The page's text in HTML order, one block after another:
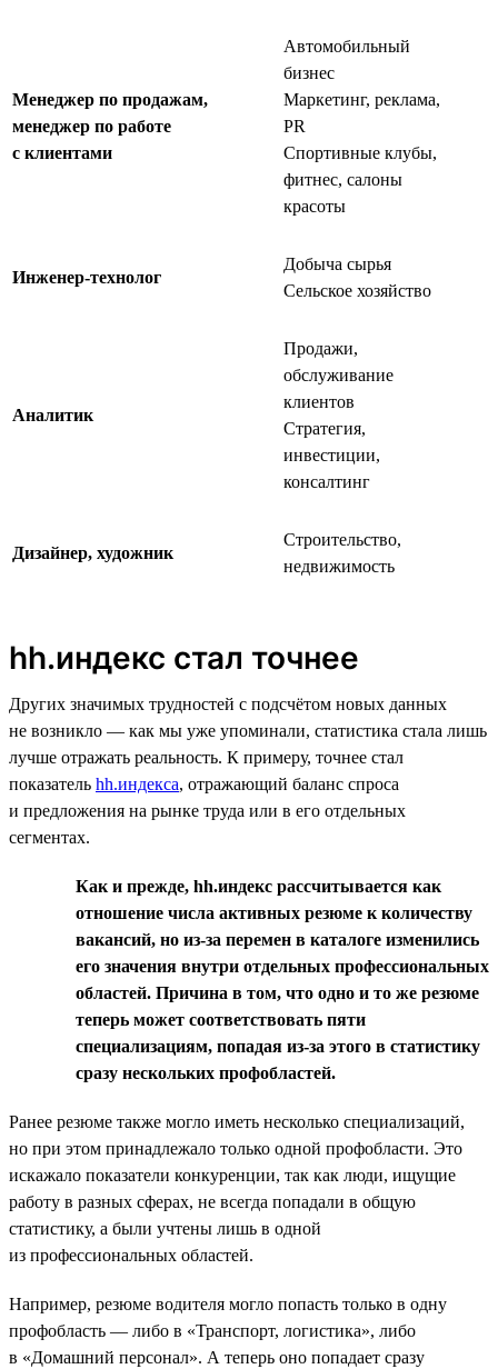
Менеджер по продажам,
менеджер по работе
с клиентами
Автомобильный
бизнес
Маркетинг, реклама,
PR
Спортивные клубы,
фитнес, салоны
красоты
Инженер-технолог
Добыча сырья
Сельское хозяйство
Аналитик
Продажи,
обслуживание
клиентов
Стратегия,
инвестиции,
консалтинг
Дизайнер, художник
Строительство,
недвижимость
hh.индекс стал точнее
Других значимых трудностей с подсчётом новых данных
не возникло — как мы уже упоминали, статистика стала лишь
лучше отражать реальность. К примеру, точнее стал
показатель hh.индекса, отражающий баланс спроса
и предложения на рынке труда или в его отдельных
сегментах.
Как и прежде, hh.индекс рассчитывается как
отношение числа активных резюме к количеству
вакансий, но из-за перемен в каталоге изменились
его значения внутри отдельных профессиональных
областей. Причина в том, что одно и то же резюме
теперь может соответствовать пяти
специализациям, попадая из-за этого в статистику
сразу нескольких профобластей.
Ранее резюме также могло иметь несколько специализаций,
но при этом принадлежало только одной профобласти. Это
искажало показатели конкуренции, так как люди, ищущие
работу в разных сферах, не всегда попадали в общую
статистику, а были учтены лишь в одной
из профессиональных областей.
Например, резюме водителя могло попасть только в одну
профобласть — либо в «Транспорт, логистика», либо
в «Домашний персонал». А теперь оно попадает сразу